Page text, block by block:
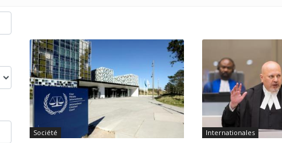
Société Internationales